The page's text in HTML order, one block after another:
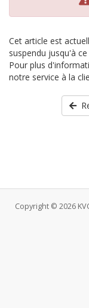
Cet article est
suspendu jusqu'à
Pour plus
notre service à la
Copyright © 2026